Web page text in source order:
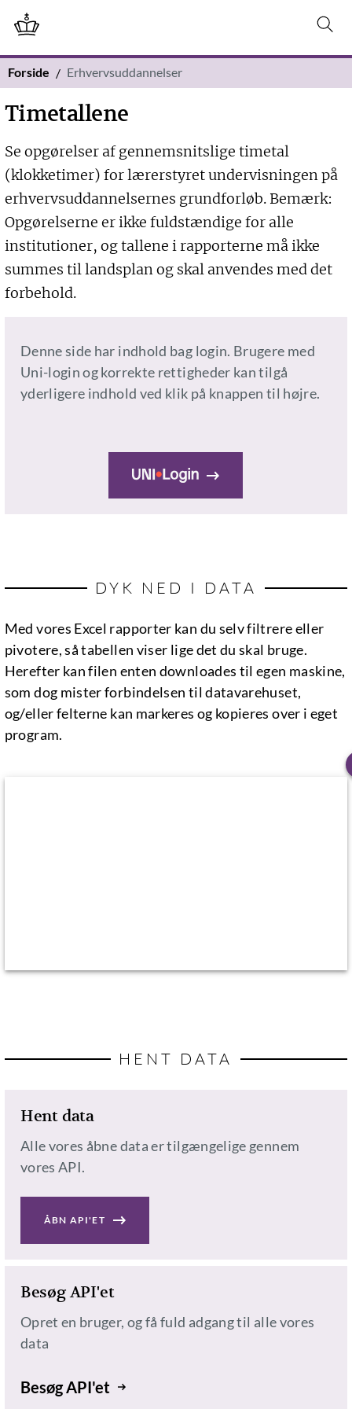
Forside Erhvervsuddannelser
Timetallene
Se opgørelser af gennemsnitslige timetal
(klokketimer) for lærerstyret undervisningen på
erhvervsuddannelsernes grundforløb. Bemærk:
Opgørelserne er ikke fuldstændige for alle
institutioner, og tallene i rapporterne må ikke
summes til landsplan og skal anvendes med det
forbehold.
Denne side har indhold bag login. Brugere med
Uni-login og korrekte rettigheder kan tilgå
yderligere indhold ved klik på knappen til højre.
DYK NED I DATA
Med vores Excel rapporter kan du selv filtrere eller
pivotere, så tabellen viser lige det du skal bruge.
Herefter kan filen enten downloades til egen maskine,
som dog mister forbindelsen til datavarehuset,
og/eller felterne kan markeres og kopieres over i eget
program.
HENT DATA
Hent data
Alle vores åbne data er tilgængelige gennem
vores API.
ÅBN API'ET
Besøg API'et
Opret en bruger, og få fuld adgang til alle vores
data
Besøg API'et